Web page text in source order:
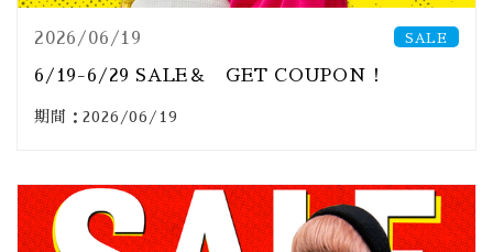
2026/06/19 SALE
6/19-6/29 SALE＆ GET COUPON！
期間：2026/06/19